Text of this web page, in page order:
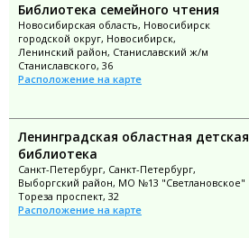
Библиотека семейного чтения
Новосибирская область, Новосибирск
городской округ, Новосибирск,
Ленинский район, Станиславский ж/м
Станиславского, 36
Расположение на карте
Ленинградская областная детская
библиотека
Санкт-Петербург, Санкт-Петербург,
Выборгский район, МО №13 "Светлановское"
Тореза проспект, 32
Расположение на карте